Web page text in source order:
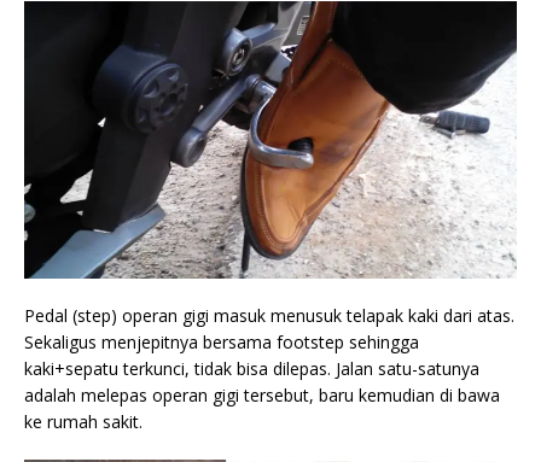
Pedal (step) operan gigi masuk menusuk telapak kaki dari atas.
Sekaligus menjepitnya bersama footstep sehingga
kaki+sepatu terkunci, tidak bisa dilepas. Jalan satu-satunya
adalah melepas operan gigi tersebut, baru kemudian di bawa
ke rumah sakit.